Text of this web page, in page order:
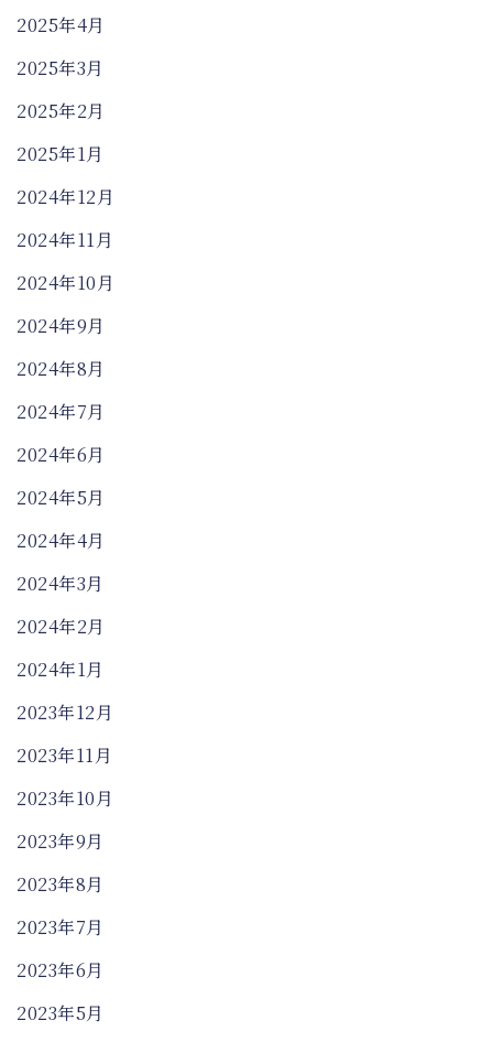
2025年4月
2025年3月
2025年2月
2025年1月
2024年12月
2024年11月
2024年10月
2024年9月
2024年8月
2024年7月
2024年6月
2024年5月
2024年4月
2024年3月
2024年2月
2024年1月
2023年12月
2023年11月
2023年10月
2023年9月
2023年8月
2023年7月
2023年6月
2023年5月